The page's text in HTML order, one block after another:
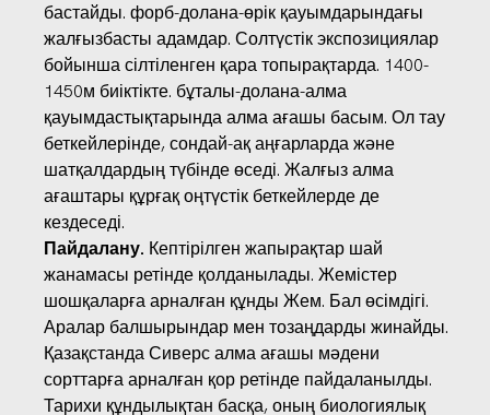
бастайды. форб-долана-өрік қауымдарындағы
жалғызбасты адамдар. Солтүстік экспозициялар
бойынша сілтіленген қара топырақтарда. 1400-
1450м биіктікте. бұталы-долана-алма
қауымдастықтарында алма ағашы басым. Ол тау
беткейлерінде, сондай-ақ аңғарларда және
шатқалдардың түбінде өседі. Жалғыз алма
ағаштары құрғақ оңтүстік беткейлерде де
кездеседі.
Пайдалану. Кептірілген жапырақтар шай
жанамасы ретінде қолданылады. Жемістер
шошқаларға арналған құнды Жем. Бал өсімдігі.
Аралар балшырындар мен тозаңдарды жинайды.
Қазақстанда Сиверс алма ағашы мәдени
сорттарға арналған қор ретінде пайдаланылды.
Тарихи құндылықтан басқа, оның биологиялық